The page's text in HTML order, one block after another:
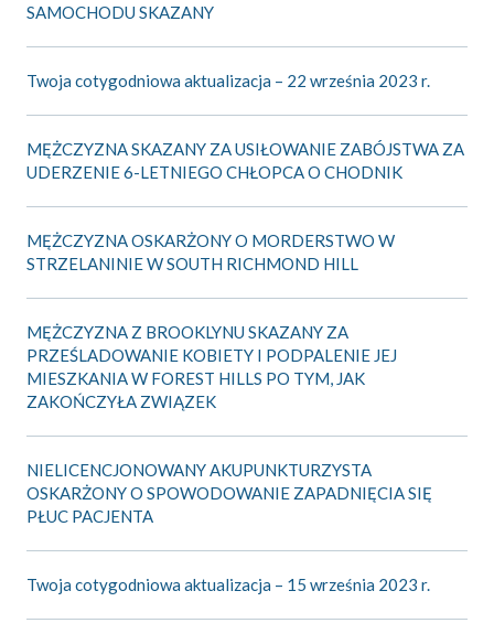
SAMOCHODU SKAZANY
Twoja cotygodniowa aktualizacja – 22 września 2023 r.
MĘŻCZYZNA SKAZANY ZA USIŁOWANIE ZABÓJSTWA ZA
UDERZENIE 6-LETNIEGO CHŁOPCA O CHODNIK
MĘŻCZYZNA OSKARŻONY O MORDERSTWO W
STRZELANINIE W SOUTH RICHMOND HILL
MĘŻCZYZNA Z BROOKLYNU SKAZANY ZA
PRZEŚLADOWANIE KOBIETY I PODPALENIE JEJ
MIESZKANIA W FOREST HILLS PO TYM, JAK
ZAKOŃCZYŁA ZWIĄZEK
NIELICENCJONOWANY AKUPUNKTURZYSTA
OSKARŻONY O SPOWODOWANIE ZAPADNIĘCIA SIĘ
PŁUC PACJENTA
Twoja cotygodniowa aktualizacja – 15 września 2023 r.